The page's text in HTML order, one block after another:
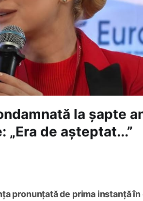
la șapte
de așteptat...”
pronunțată de prima instanță